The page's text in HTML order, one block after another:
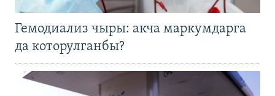
Гемодиализ чыры: акча маркумдарга
да которулганбы?